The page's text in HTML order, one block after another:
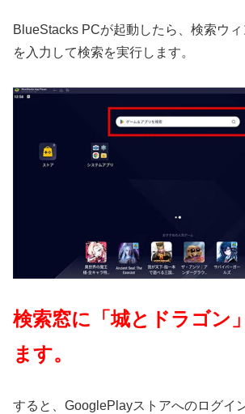
BlueStacks PCが起動したら、検索ウ
を入力して検索を実行します。
検索窓に「城とドラゴン
ます。
すると、GooglePlayストアへのログイ